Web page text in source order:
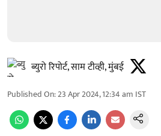
ब्युरो रिपोर्ट, साम टीव्ही, मुंबई
Published On:23 Apr 2024, 12:34 am IST